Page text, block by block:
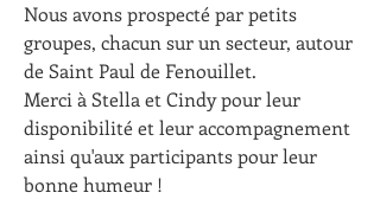
Nous avons prospecté par petits
groupes, chacun sur un secteur, autour
de Saint Paul de Fenouillet.
Merci à Stella et Cindy pour leur
disponibilité et leur accompagnement
ainsi qu'aux participants pour leur
bonne humeur !